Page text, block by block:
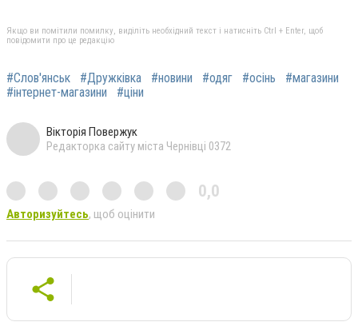
Якщо ви помітили помилку, виділіть необхідний текст і натисніть Ctrl + Enter, щоб
повідомити про це редакцію
#Слов'янськ #Дружківка #новини #одяг #осінь
#магазини
#інтернет-магазини
#ціни
Вікторія Повержук
Редакторка сайту міста Чернівці 0372
0,0
Авторизуйтесь, щоб оцінити